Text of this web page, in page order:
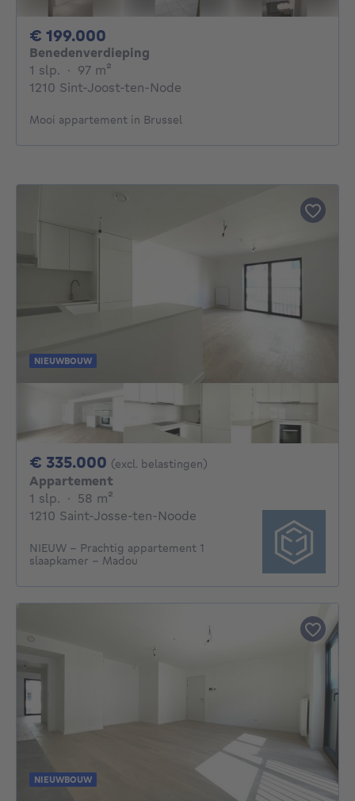
€ 199.000
Benedenverdieping
1 slp. 1 slaapkamer
· 97 m²
1210 Sint-Joost-ten-Node
Mooi appartement in Brussel
NIEUWBOUW
€ 335.000 335000€
(excl. belastingen)
Appartement
1 slp. 1 slaapkamer
· 58 m²
1210 Saint-Josse-ten-Noode
NIEUW - Prachtig appartement 1
slaapkamer - Madou
NIEUWBOUW